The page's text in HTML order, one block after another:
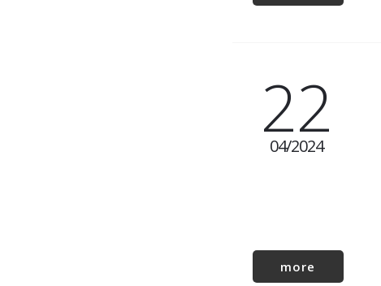
22
04 2024
more